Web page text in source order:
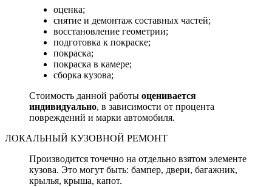
оценка;
снятие и демонтаж составных частей;
восстановление геометрии;
подготовка к покраске;
покраска;
покраска в камере;
сборка кузова;
Стоимость данной работы оценивается
индивидуально, в зависимости от процента
повреждений и марки автомобиля.
ЛОКАЛЬНЫЙ КУЗОВНОЙ РЕМОНТ
Производится точечно на отдельно взятом элементе
кузова. Это могут быть: бампер, двери, багажник,
крылья, крыша, капот.